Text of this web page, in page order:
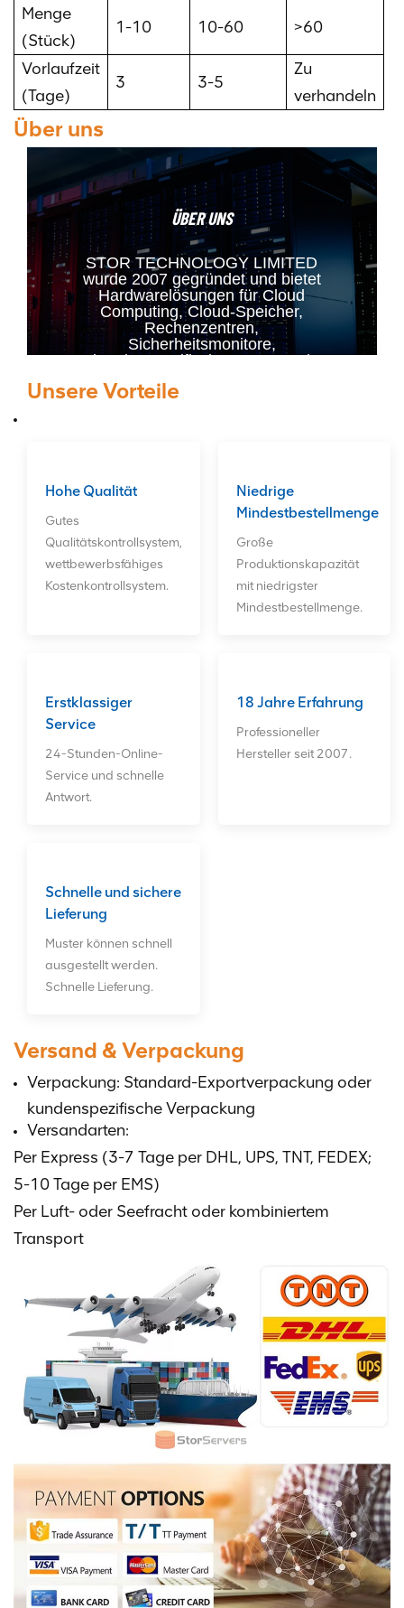
Menge
(Stück)
1-10 10-60 >60
Vorlaufzeit
(Tage)
3 3-5
Zu
verhandeln
Über uns
ÜBER UNS
STOR TECHNOLOGY LIMITED
wurde 2007 gegründet und bietet
Hardwarelösungen für Cloud
Computing, Cloud-Speicher,
Rechenzentren,
Sicherheitsmonitore,
kundenspezifische Server und
Hauptprodukte sind RAID-Karten,
sind willkommen!
Unsere Vorteile
Hohe Qualität
Gutes
Qualitätskontrollsystem,
wettbewerbsfähiges
Kostenkontrollsystem.
Niedrige
Mindestbestellmenge
Große
Produktionskapazität
mit niedrigster
Mindestbestellmenge.
Erstklassiger
Service
24-Stunden-Online-
Service und schnelle
Antwort.
18 Jahre Erfahrung
Professioneller
Hersteller seit 2007.
Schnelle und sichere
Lieferung
Muster können schnell
ausgestellt werden.
Schnelle Lieferung.
Versand & Verpackung
Verpackung: Standard-Exportverpackung oder
kundenspezifische Verpackung
Versandarten:
Per Express (3-7 Tage per DHL, UPS, TNT, FEDEX;
5-10 Tage per EMS)
Per Luft- oder Seefracht oder kombiniertem
Transport